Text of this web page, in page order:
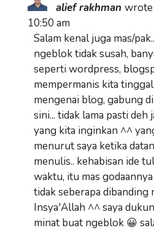
alief rakhman
10:50 am
Salam kenal juga mas/
ngeblok tidak susah,
seperti wordpress,
mempermanis kita
mengenai blog, gabung
sini... tidak lama pasti
yang kita inginkan ^^
menurut saya ketika
menulis.. kehabisan ide
waktu, itu mas
tidak seberapa dibanding
Insya'Allah ^^ saya
minat buat ngeblok 😀